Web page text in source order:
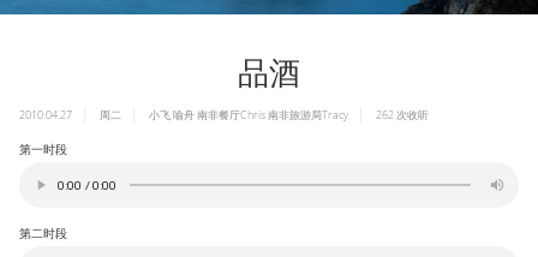
品酒
2010.04.27 周二 小飞 喻舟南非餐厅Chris南非旅游局Tracy 262 次收听
第一时段
第二时段